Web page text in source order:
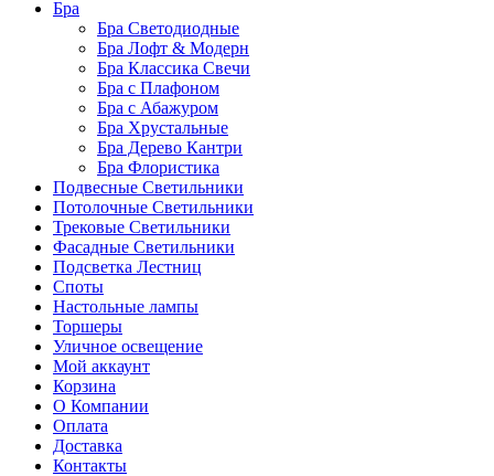
Бра
Бра Светодиодные
Бра Лофт & Модерн
Бра Классика Свечи
Бра с Плафоном
Бра с Абажуром
Бра Хрустальные
Бра Дерево Кантри
Бра Флористика
Подвесные Светильники
Потолочные Светильники
Трековые Светильники
Фасадные Светильники
Подсветка Лестниц
Споты
Настольные лампы
Торшеры
Уличное освещение
Мой аккаунт
Корзина
О Компании
Оплата
Доставка
Контакты